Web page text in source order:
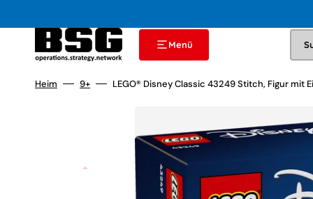
Menü
Heim 9+ LEGO® Disney Classic 43249 Stitch, Figur mit